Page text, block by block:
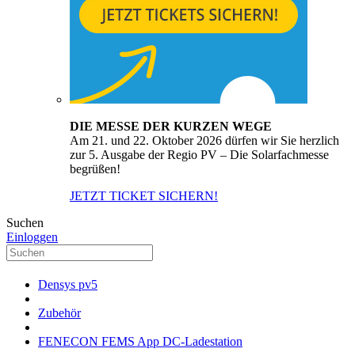
DIE MESSE DER KURZEN WEGE
Am 21. und 22. Oktober 2026 dürfen wir Sie herzlich
zur 5. Ausgabe der Regio PV – Die Solarfachmesse
begrüßen!
JETZT TICKET SICHERN!
Suchen
Einloggen
Densys pv5
Zubehör
FENECON FEMS App DC-Ladestation